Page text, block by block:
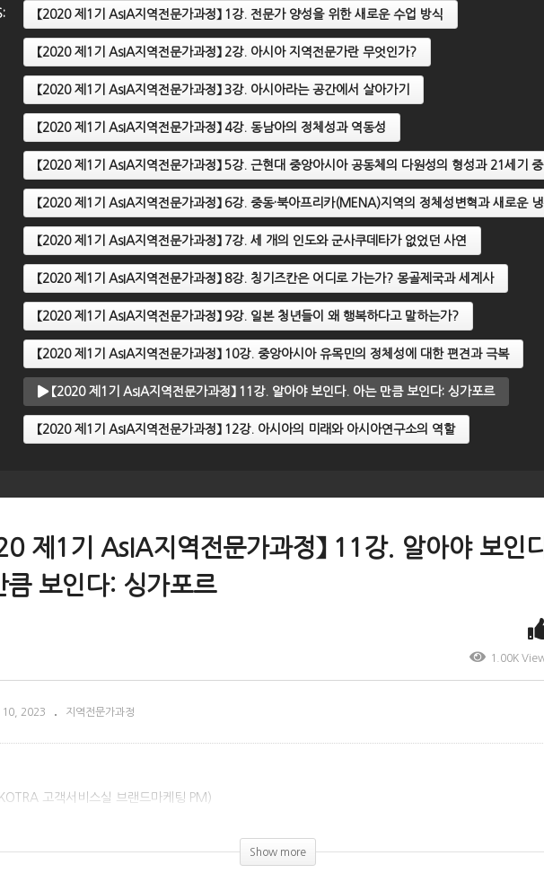
역전문가
들이 왜 행
【2020 제1기 AsIA지역전문가
과정】 10강. 중앙아시아 유목민
의 정체성에 대한 편견과 극복
【2020 제1기 AsIA지역전문
과정】 11강. 알아야 보인다. 아
는 만큼 보인다: 싱가포르
【2020 제1기 AsIA지역전문가과정】 1강. 전문가 양성을 위한 새로운 수업 방식
【2020 제1기 AsIA지역전문가과정】 2강. 아시아 지역전문가란 무엇인가?
【2020 제1기 AsIA지역전문가과정】 3강. 아시아라는 공간에서 살아가기
【2020 제1기 AsIA지역전문가과정】 4강. 동남아의 정체성과 역동성
【2020 제1기 AsIA지역전문가과정】 5강. 근현대 중앙아시아 공동체의 다원성의 형성과 21세기
【2020 제1기 AsIA지역전문가과정】 6강. 중동·북아프리카(MENA)지역의 정체성변혁과 새로운
【2020 제1기 AsIA지역전문가과정】 7강. 세 개의 인도와 군사쿠데타가 없었던 사연
【2020 제1기 AsIA지역전문가과정】 8강. 칭기즈칸은 어디로 가는가? 몽골제국과 세계사
【2020 제1기 AsIA지역전문가과정】 9강. 일본 청년들이 왜 행복하다고 말하는가?
【2020 제1기 AsIA지역전문가과정】 10강. 중앙아시아 유목민의 정체성에 대한 편견과 극복
【2020 제1기 AsIA지역전문가과정】 11강. 알아야 보인다. 아는 만큼 보인다: 싱가포르
【2020 제1기 AsIA지역전문가과정】 12강. 아시아의 미래와 아시아연구소의 역할
제1기 AsIA지역전문가과정】 11강. 알아야 보인
큼 보인다: 싱가포르
1.00K
10, 2023 지역전문가과정
고객서비스실 브랜드마케팅 PM)
Show more